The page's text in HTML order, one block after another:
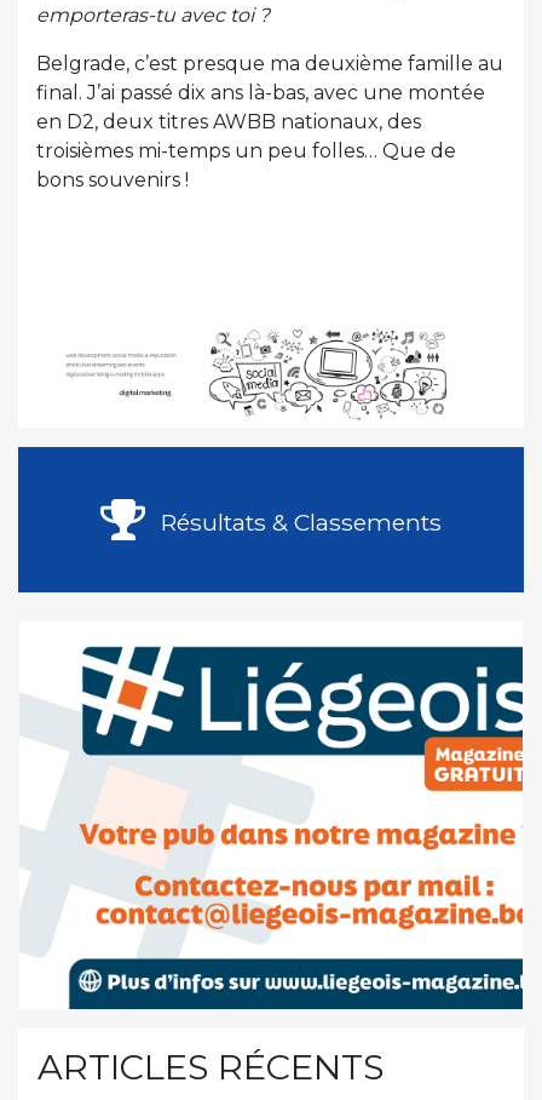
emporteras-tu avec toi ?
Belgrade, c’est presque ma deuxième famille au
final. J’ai passé dix ans là-bas, avec une montée
en D2, deux titres AWBB nationaux, des
troisièmes mi-temps un peu folles… Que de
bons souvenirs !
Résultats & Classements
ARTICLES RÉCENTS